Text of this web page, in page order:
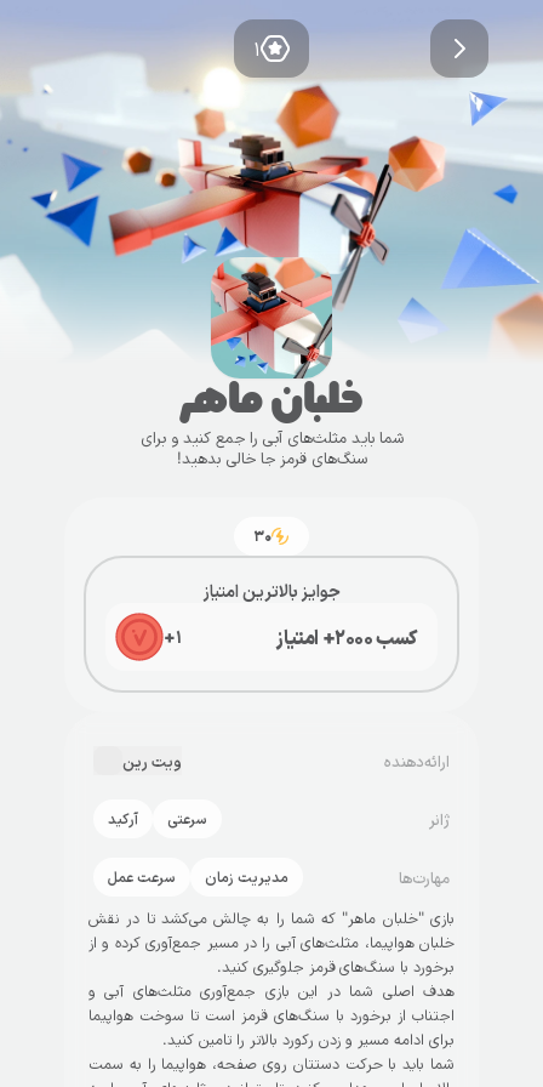
۱
خلبان ماهر
شما باید مثلث‌های آبی را جمع کنید و برای
سنگ‌های قرمز جا خالی بدهید!
۳۰
جوایز بالاترین امتیاز
کسب ۲۰۰۰+ امتیاز +۱
ارائه‌دهنده ویت رین
ژانر آرکید سرعتی
مهارت‌ها سرعت عمل مدیریت زمان
بازی "خلبان ماهر" که شما را به چالش می‌کشد تا در نقش
خلبان هواپیما، مثلث‌های آبی را در مسیر جمع‌آوری کرده و از
برخورد با سنگ‌های قرمز جلوگیری کنید.
هدف اصلی شما در این بازی جمع‌آوری مثلث‌های آبی و
اجتناب از برخورد با سنگ‌های قرمز است تا سوخت هواپیما
برای ادامه مسیر و زدن رکورد بالاتر را تامین کنید.
شما باید با حرکت دستتان روی صفحه، هواپیما را به سمت